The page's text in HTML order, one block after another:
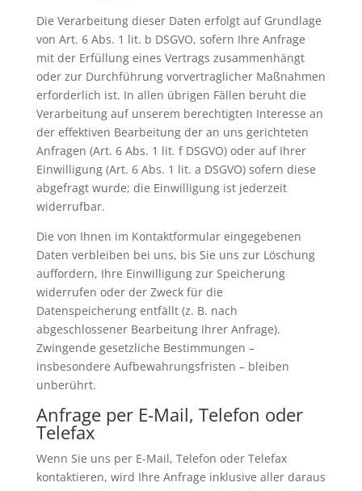
Die Verarbeitung dieser Daten erfolgt auf Grundlage
von Art. 6 Abs. 1 lit. b DSGVO, sofern Ihre Anfrage
mit der Erfüllung eines Vertrags zusammenhängt
oder zur Durchführung vorvertraglicher Maßnahmen
erforderlich ist. In allen übrigen Fällen beruht die
Verarbeitung auf unserem berechtigten Interesse an
der effektiven Bearbeitung der an uns gerichteten
Anfragen (Art. 6 Abs. 1 lit. f DSGVO) oder auf Ihrer
Einwilligung (Art. 6 Abs. 1 lit. a DSGVO) sofern diese
abgefragt wurde; die Einwilligung ist jederzeit
widerrufbar.
Die von Ihnen im Kontaktformular eingegebenen
Daten verbleiben bei uns, bis Sie uns zur Löschung
auffordern, Ihre Einwilligung zur Speicherung
widerrufen oder der Zweck für die
Datenspeicherung entfällt (z. B. nach
abgeschlossener Bearbeitung Ihrer Anfrage).
Zwingende gesetzliche Bestimmungen –
insbesondere Aufbewahrungsfristen – bleiben
unberührt.
Anfrage per E-Mail, Telefon oder
Telefax
Wenn Sie uns per E-Mail, Telefon oder Telefax
kontaktieren, wird Ihre Anfrage inklusive aller daraus